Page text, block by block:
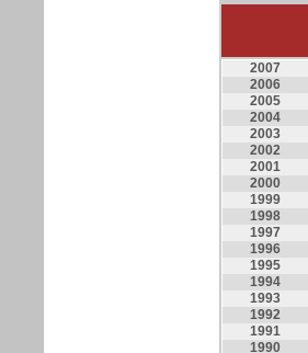
2007
2006
2005
2004
2003
2002
2001
2000
1999
1998
1997
1996
1995
1994
1993
1992
1991
1990